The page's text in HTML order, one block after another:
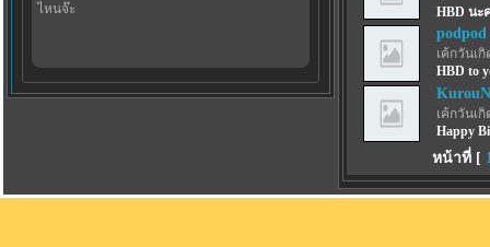
ไหนจ๊ะ
HBD นะ
podpod
เค้กวันเ
HBD to
เค้กวันเ
Happy
หน้าที่ [